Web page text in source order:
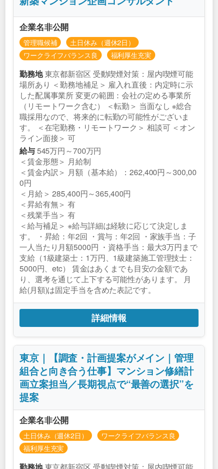
企業名非公開
管理職候補
土日休み（週休2日）
ワークライフバランス良
福利厚生充実
勤務地東京都新宿区 受動喫煙対策：屋内喫煙可能
場所あり ＜勤務地補足＞ 雇入れ直後：内定時に示
した配属事業所 変更の範囲：会社の定める事業所
（リモートワーク含む） ＜転勤＞ 当面なし ※総合
職採用なので、将来的に転勤の可能性がございま
す。 ＜在宅勤務・リモートワーク＞ 相談可 ＜オン
ライン面接＞ 可
給与545万円～700万円
＜賃金形態＞ 月給制
＜賃金内訳＞ 月額（基本給）：262,400円～300,00
0円
＜月給＞ 285,400円～365,400円
＜昇給有無＞ 有
＜残業手当＞ 有
＜給与補足＞ ※給与詳細は経験に応じて決定しま
す。 ・昇給：年2回 ・賞与：年2回 ・家族手当：子
一人当たり月額5000円 ・資格手当：最大3万円まで
支給（1級建築士：1万円、1級建築施工管理技士：
5000円、etc） 賃金はあくまでも目安の金額であ
り、選考を通じて上下する可能性があります。 月
給(月額)は固定手当を含めた表記です。
詳細情報
東京｜【調査・計画提案がメイン｜管理
組合と向き合う仕事】マンション修繕計
画立案担当／長期視点で“最善の選択”を
提案
企業名非公開
土日休み（週休2日）
ワークライフバランス良
福利厚生充実
東京都新宿区 受動喫煙対策：屋内喫煙可能